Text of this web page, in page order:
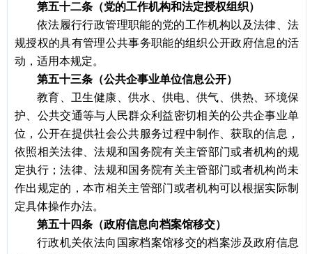
第五十二条（党的工作机构和法定授权组织）
依法履行行政管理职能的党的工作机构以及法律、法
规授权的具有管理公共事务职能的组织公开政府信息的活
动，适用本规定。
第五十三条（公共企事业单位信息公开）
教育、卫生健康、供水、供电、供气、供热、环境保
护、公共交通等与人民群众利益密切相关的公共企事业单
位，公开在提供社会公共服务过程中制作、获取的信息，
依照相关法律、法规和国务院有关主管部门或者机构的规
定执行；法律、法规和国务院有关主管部门或者机构尚未
作出规定的，本市相关主管部门或者机构可以根据实际制
定具体操作办法。
第五十四条（政府信息向档案馆移交）
行政机关依法向国家档案馆移交的档案涉及政府信息